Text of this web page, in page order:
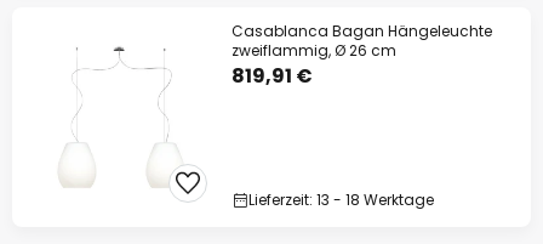
Casablanca Bagan Hängeleuchte
zweiflammig, Ø 26 cm
819,91 €
Lieferzeit: 13 - 18 Werktage